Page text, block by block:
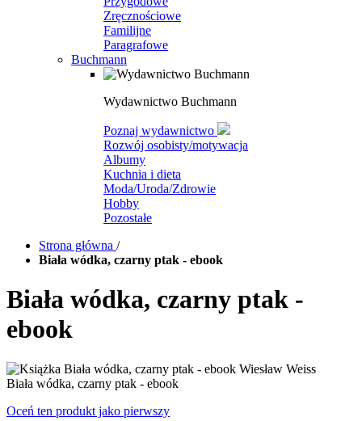
Zręcznościowe
Familijne
Paragrafowe
Buchmann
Wydawnictwo Buchmann
Poznaj wydawnictwo
Rozwój osobisty/motywacja
Albumy
Kuchnia i dieta
Moda/Uroda/Zdrowie
Hobby
Pozostałe
Strona główna /
Biała wódka, czarny ptak - ebook
Biała wódka, czarny ptak -
ebook
Biała wódka, czarny ptak - ebook
Oceń ten produkt jako pierwszy